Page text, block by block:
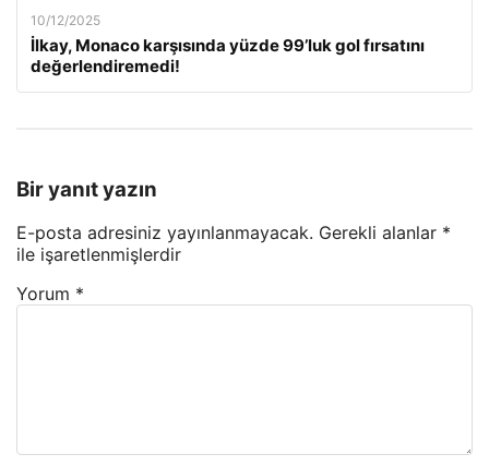
10/12/2025
İlkay, Monaco karşısında yüzde 99’luk gol fırsatını
değerlendiremedi!
Bir yanıt yazın
E-posta adresiniz yayınlanmayacak. Gerekli alanlar *
ile işaretlenmişlerdir
Yorum *